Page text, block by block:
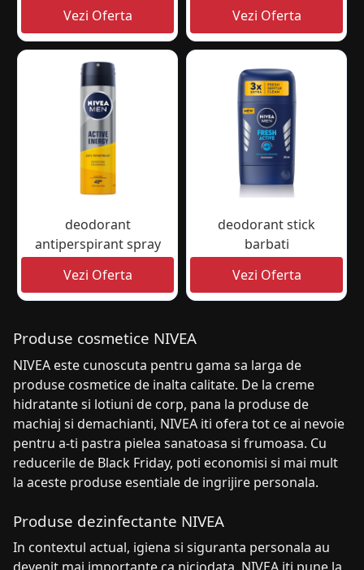
deodorant
antiperspirant spray
deodorant stick
barbati
Produse cosmetice NIVEA
NIVEA este cunoscuta pentru gama sa larga de
produse cosmetice de inalta calitate. De la creme
hidratante si lotiuni de corp, pana la produse de
machiaj si demachianti, NIVEA iti ofera tot ce ai nevoie
pentru a-ti pastra pielea sanatoasa si frumoasa. Cu
reducerile de Black Friday, poti economisi si mai mult
la aceste produse esentiale de ingrijire personala.
Produse dezinfectante NIVEA
In contextul actual, igiena si siguranta personala au